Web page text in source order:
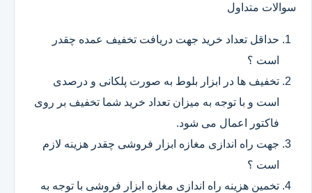
سوالات متداول
حداقل تعداد خرید جهت دریافت تخفیف عمده چقدر
است ؟
تخفیف ها در ابزار بلوط به صورت پلکانی و درصدی
است و با توجه به میزان تعداد خرید شما تخفیف بر روی
فاکتور اعمال می شود.
جهت راه اندازی مغازه ابزار فروشی چقدر هزینه لازم
است ؟
تخمین هزینه راه اندازی مغازه ابزار فروشی با توجه به